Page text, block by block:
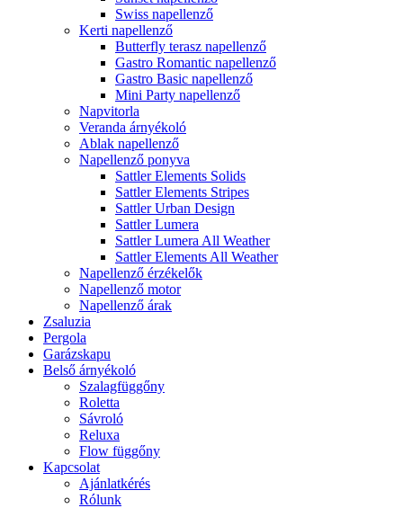
Swiss napellenző
Kerti napellenző
Butterfly terasz napellenző
Gastro Romantic napellenző
Gastro Basic napellenző
Mini Party napellenző
Napvitorla
Veranda árnyékoló
Ablak napellenző
Napellenző ponyva
Sattler Elements Solids
Sattler Elements Stripes
Sattler Urban Design
Sattler Lumera
Sattler Lumera All Weather
Sattler Elements All Weather
Napellenző érzékelők
Napellenző motor
Napellenző árak
Zsaluzia
Pergola
Garázskapu
Belső árnyékoló
Szalagfüggőny
Roletta
Sávroló
Reluxa
Flow függőny
Kapcsolat
Ajánlatkérés
Rólunk